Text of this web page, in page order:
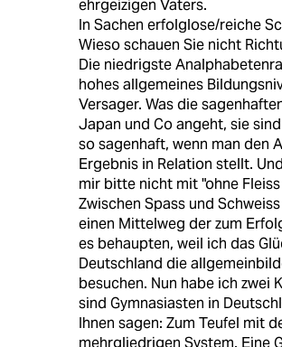
ehrgeizigen Vaters.
In Sachen erfolglose/reiche
Wieso schauen Sie nicht
Die niedrigste
hohes allgemeines
Versager. Was die
Japan und Co angeht, sie
so sagenhaft, wenn man den
Ergebnis in Relation stellt.
mir bitte nicht mit "ohne Fleiss
Zwischen Spass und
einen Mittelweg der zum
es behaupten, weil ich das
Deutschland die
besuchen. Nun habe ich zwei
sind Gymnasiasten in
Ihnen sagen: Zum Teufel mit